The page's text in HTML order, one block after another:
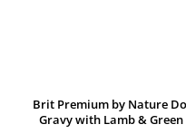
Brit Premium by Nature
Gravy with Lamb & Green